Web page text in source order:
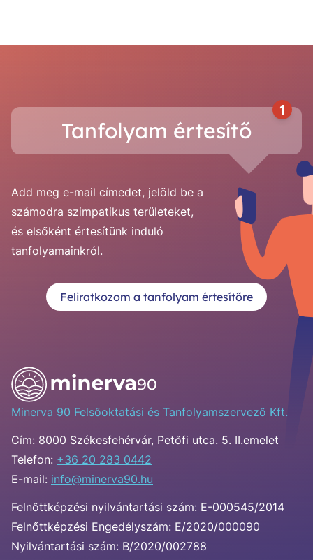
Tanfolyam értesítő
1
Add meg e-mail címedet, jelöld be a
számodra szimpatikus területeket,
és elsőként értesítünk induló
tanfolyamainkról.
Feliratkozom a tanfolyam értesítőre
Minerva 90 Felsőoktatási és Tanfolyamszervező Kft.
Cím: 8000 Székesfehérvár, Petőfi utca. 5. II.emelet
Telefon: +36 20 283 0442
E-mail: info@minerva90.hu
Felnőttképzési nyilvántartási szám: E-000545/2014
Felnőttképzési Engedélyszám: E/2020/000090
Nyilvántartási szám: B/2020/002788